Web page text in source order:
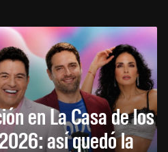
en La Casa de los
así quedó la